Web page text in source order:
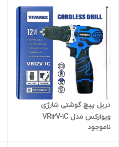
دریل پیچ گوشتی شارژی
ویوارکس مدل VR12V-1C
ناموجود